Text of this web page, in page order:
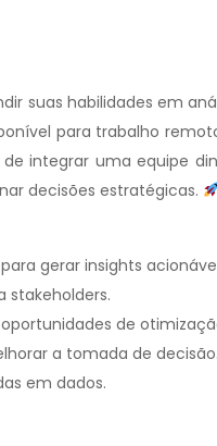
suas habilidades em
para trabalho
integrar uma equipe
decisões estratégicas.
gerar insights
stakeholders.
de
a tomada de decisão.
em dados.